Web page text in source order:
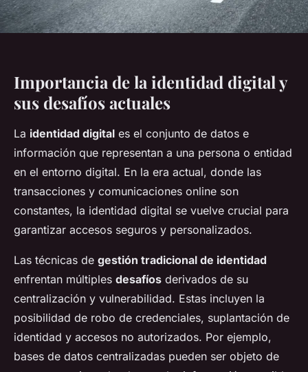
Importancia de la identidad digital y
sus desafíos actuales
La identidad digital es el conjunto de datos e
información que representan a una persona o entidad
en el entorno digital. En la era actual, donde las
transacciones y comunicaciones online son
constantes, la identidad digital se vuelve crucial para
garantizar accesos seguros y personalizados.
Las técnicas de gestión tradicional de identidad
enfrentan múltiples desafíos derivados de su
centralización y vulnerabilidad. Estas incluyen la
posibilidad de robo de credenciales, suplantación de
identidad y accesos no autorizados. Por ejemplo,
bases de datos centralizadas pueden ser objeto de